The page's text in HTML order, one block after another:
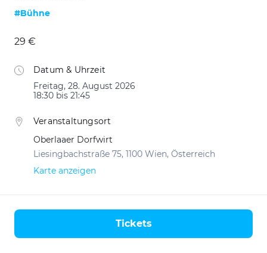
#Bühne
29 €
Datum & Uhrzeit
Freitag, 28. August 2026
18:30 bis 21:45
Veranstaltungsort
Oberlaaer Dorfwirt
Liesingbachstraße 75, 1100 Wien, Österreich
Karte anzeigen
Tickets